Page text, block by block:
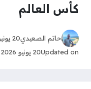
كأس العالم
حاتم الصعيدي20 يونيو 2026 - 4:13م
Updated on20 يونيو 2026 - 7:47ص